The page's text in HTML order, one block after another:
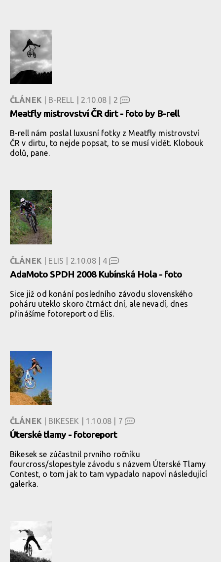
ČLÁNEK | B-RELL | 2.10.08 | 2
Meatfly mistrovství ČR dirt - foto by B-rell
B-rell nám poslal luxusní fotky z Meatfly mistrovství
ČR v dirtu, to nejde popsat, to se musí vidět. Klobouk
dolů, pane.
ČLÁNEK | ELIS | 2.10.08 | 4
AdaMoto SPDH 2008 Kubínská Hola - foto
Sice již od konání posledního závodu slovenského
poháru uteklo skoro čtrnáct dní, ale nevadí, dnes
přinášíme fotoreport od Elis.
ČLÁNEK | BIKESEK | 1.10.08 | 7
Úterské tlamy - fotoreport
Bikesek se zúčastnil prvního ročníku
fourcross/slopestyle závodu s názvem Úterské Tlamy
Contest, o tom jak to tam vypadalo napoví následující
galerka.